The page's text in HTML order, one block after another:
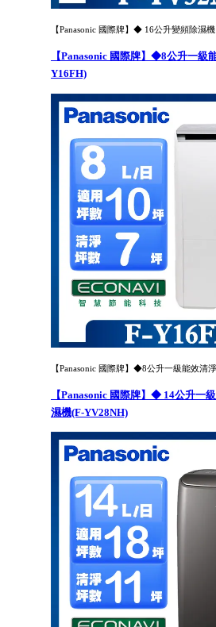
【Panasonic 國際牌】◆ 16公升變頻除濕
【Panasonic 國際牌】◆8公升一級
Y16FH)
【Panasonic 國際牌】◆8公升一級能效清
【Panasonic 國際牌】◆ 14公升一
濕機(F-YV28NH)